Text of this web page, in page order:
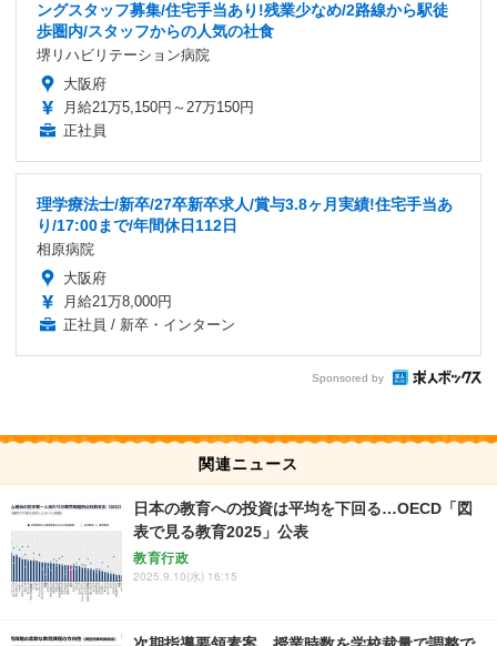
ングスタッフ募集/住宅手当あり!残業少なめ/2路線から駅徒
歩圏内/スタッフからの人気の社食
堺リハビリテーション病院
大阪府
月給21万5,150円～27万150円
正社員
理学療法士/新卒/27卒新卒求人/賞与3.8ヶ月実績!住宅手当あ
り/17:00まで/年間休日112日
相原病院
大阪府
月給21万8,000円
正社員 / 新卒・インターン
Sponsored by
関連ニュース
日本の教育への投資は平均を下回る…OECD「図
表で見る教育2025」公表
教育行政
2025.9.10(水) 16:15